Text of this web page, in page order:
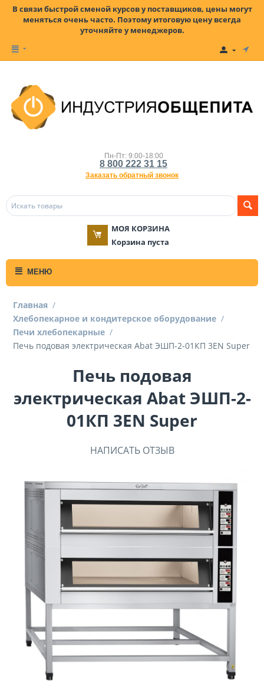
В связи быстрой сменой курсов у поставщиков, цены могут
меняться очень часто. Поэтому итоговую цену всегда
уточняйте у менеджеров.
Пн-Пт: 9:00-18:00
8 800 222 31 15
Заказать обратный звонок
МОЯ КОРЗИНА
Корзина пуста
МЕНЮ
Главная /
Хлебопекарное и кондитерское оборудование /
Печи хлебопекарные /
Печь подовая электрическая Abat ЭШП-2-01КП 3EN Super
Печь подовая
электрическая Abat ЭШП-2-
01КП 3EN Super
НАПИСАТЬ ОТЗЫВ